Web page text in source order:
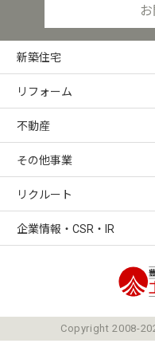
新築住宅
土屋ホーム
CARDINAL HOUSE
LIZNAS
リフォーム
土屋ホームトピア
不動産
土屋ホーム不動産
その他事業
土屋ホームレジデンス
土屋ソーラーファクトリ
リクルート
企業情報・CSR・IR
ミッションCopyright 2008-